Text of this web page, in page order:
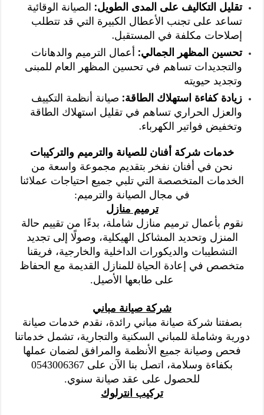
تقليل التكاليف على المدى الطويل: الصيانة الوقائية
تساعد على تجنب الأعطال الكبيرة التي قد تتطلب
إصلاحات مكلفة في المستقبل.
تحسين المظهر الجمالي: أعمال الترميم والدهانات
والتجديدات تساهم في تحسين المظهر العام للمبنى
وتجديد حيويته
زيادة كفاءة استهلاك الطاقة: صيانة أنظمة التكييف
والعزل الحراري تساهم في تقليل استهلاك الطاقة
وتخفيض فواتير الكهرباء.
خدمات شركة أفنان للصيانة والترميم والتركيبات
نحن في أفنان نفخر بتقديم مجموعة واسعة من
الخدمات المتخصصة التي تلبي جميع احتياجات عملائنا
في مجال الصيانة والترميم:
ترميم منازل
نقوم بأعمال ترميم منازل شاملة، بدءًا من تقييم حالة
المنزل وتحديد المشاكل الهيكلية، وصولًا إلى تجديد
التشطيبات والديكورات الداخلية والخارجية، فريقنا
متخصص في إعادة الحياة للمنازل القديمة مع الحفاظ
على طابعها الأصيل.
شركة صيانة مباني
بصفتنا شركة صيانة مباني رائدة، نقدم خدمات صيانة
دورية وشاملة للمباني السكنية والتجارية، تشمل خدماتنا
فحص وصيانة جميع الأنظمة والمرافق لضمان عملها
بكفاءة وسلامة، اتصل بنا الآن على 0543006367
للحصول على عقد صيانة سنوي.
تركيب انترلوك